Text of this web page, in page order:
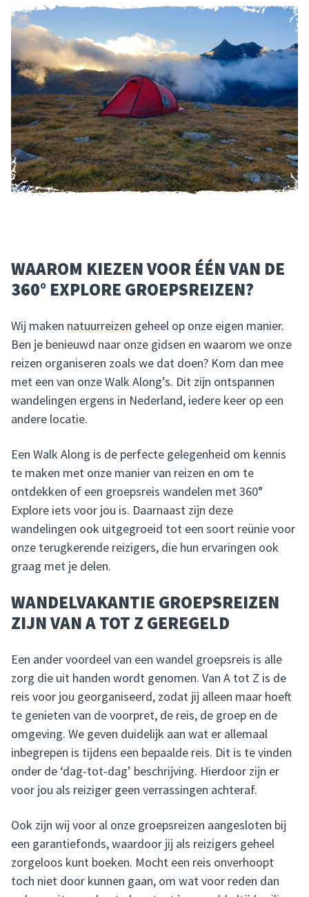
WAAROM KIEZEN VOOR ÉÉN VAN DE
360° EXPLORE GROEPSREIZEN?
Wij maken natuurreizen geheel op onze eigen manier.
Ben je benieuwd naar onze gidsen en waarom we onze
reizen organiseren zoals we dat doen? Kom dan mee
met een van onze Walk Along’s. Dit zijn ontspannen
wandelingen ergens in Nederland, iedere keer op een
andere locatie.
Een Walk Along is de perfecte gelegenheid om kennis
te maken met onze manier van reizen en om te
ontdekken of een groepsreis wandelen met 360°
Explore iets voor jou is. Daarnaast zijn deze
wandelingen ook uitgegroeid tot een soort reünie voor
onze terugkerende reizigers, die hun ervaringen ook
graag met je delen.
WANDELVAKANTIE GROEPSREIZEN
ZIJN VAN A TOT Z GEREGELD
Een ander voordeel van een wandel groepsreis is alle
zorg die uit handen wordt genomen. Van A tot Z is de
reis voor jou georganiseerd, zodat jij alleen maar hoeft
te genieten van de voorpret, de reis, de groep en de
omgeving. We geven duidelijk aan wat er allemaal
inbegrepen is tijdens een bepaalde reis. Dit is te vinden
onder de ‘dag-tot-dag’ beschrijving. Hierdoor zijn er
voor jou als reiziger geen verrassingen achteraf.
Ook zijn wij voor al onze groepsreizen aangesloten bij
een garantiefonds, waardoor jij als reizigers geheel
zorgeloos kunt boeken. Mocht een reis onverhoopt
toch niet door kunnen gaan, om wat voor reden dan